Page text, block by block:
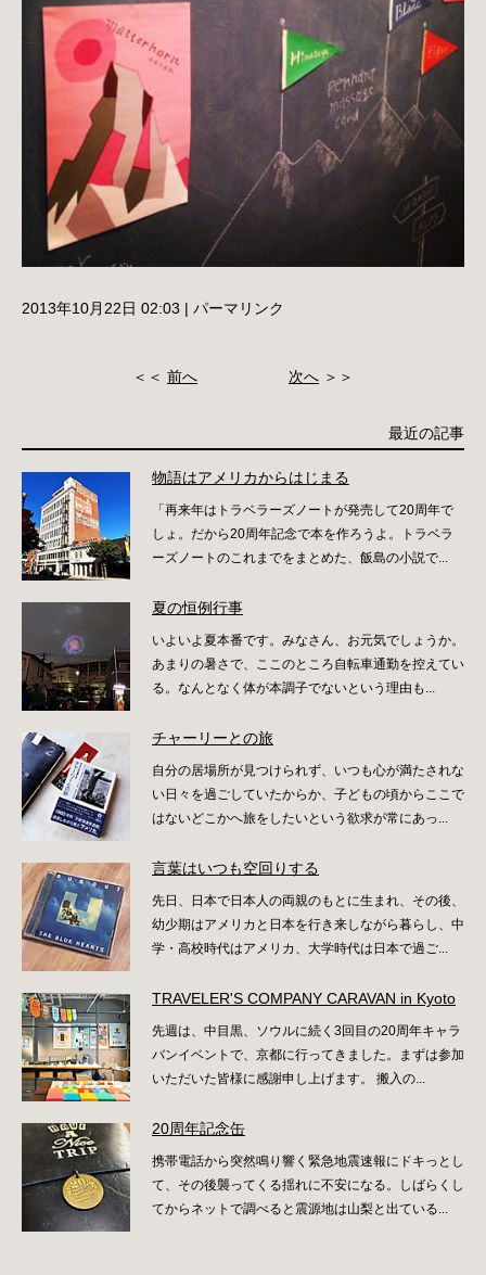
2013年10月22日 02:03 | パーマリンク
＜＜ 前へ 次へ ＞＞
最近の記事
物語はアメリカからはじまる
「再来年はトラベラーズノートが発売して20周年で
しょ。だから20周年記念で本を作ろうよ。トラベラ
ーズノートのこれまでをまとめた、飯島の小説で...
夏の恒例行事
いよいよ夏本番です。みなさん、お元気でしょうか。
あまりの暑さで、ここのところ自転車通勤を控えてい
る。なんとなく体が本調子でないという理由も...
チャーリーとの旅
自分の居場所が見つけられず、いつも心が満たされな
い日々を過ごしていたからか、子どもの頃からここで
はないどこかへ旅をしたいという欲求が常にあっ...
言葉はいつも空回りする
先日、日本で日本人の両親のもとに生まれ、その後、
幼少期はアメリカと日本を行き来しながら暮らし、中
学・高校時代はアメリカ、大学時代は日本で過ご...
TRAVELER'S COMPANY CARAVAN in Kyoto
先週は、中目黒、ソウルに続く3回目の20周年キャラ
バンイベントで、京都に行ってきました。まずは参加
いただいた皆様に感謝申し上げます。 搬入の...
20周年記念缶
携帯電話から突然鳴り響く緊急地震速報にドキっとし
て、その後襲ってくる揺れに不安になる。しばらくし
てからネットで調べると震源地は山梨と出ている...